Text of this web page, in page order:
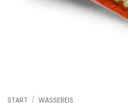
START / WASSEREIS